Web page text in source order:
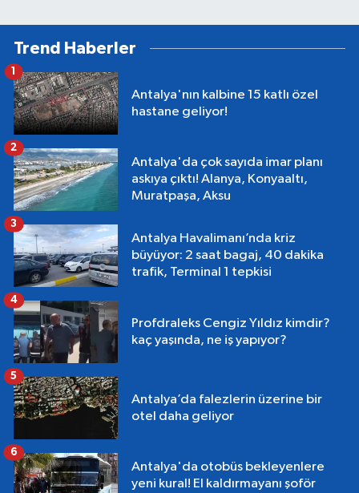
Trend Haberler
Antalya'nın kalbine 15 katlı özel
hastane geliyor!
1
Antalya'da çok sayıda imar planı
askıya çıktı! Alanya, Konyaaltı,
Muratpaşa, Aksu
2
Antalya Havalimanı’nda kriz
büyüyor: 2 saat bagaj, 40 dakika
trafik, Terminal 1 tepkisi
3
Profdraleks Cengiz Yıldız kimdir?
kaç yaşında, ne iş yapıyor?
4
Antalya’da falezlerin üzerine bir
otel daha geliyor
5
Antalya'da otobüs bekleyenlere
yeni kural! El kaldırmayanı şoför
6